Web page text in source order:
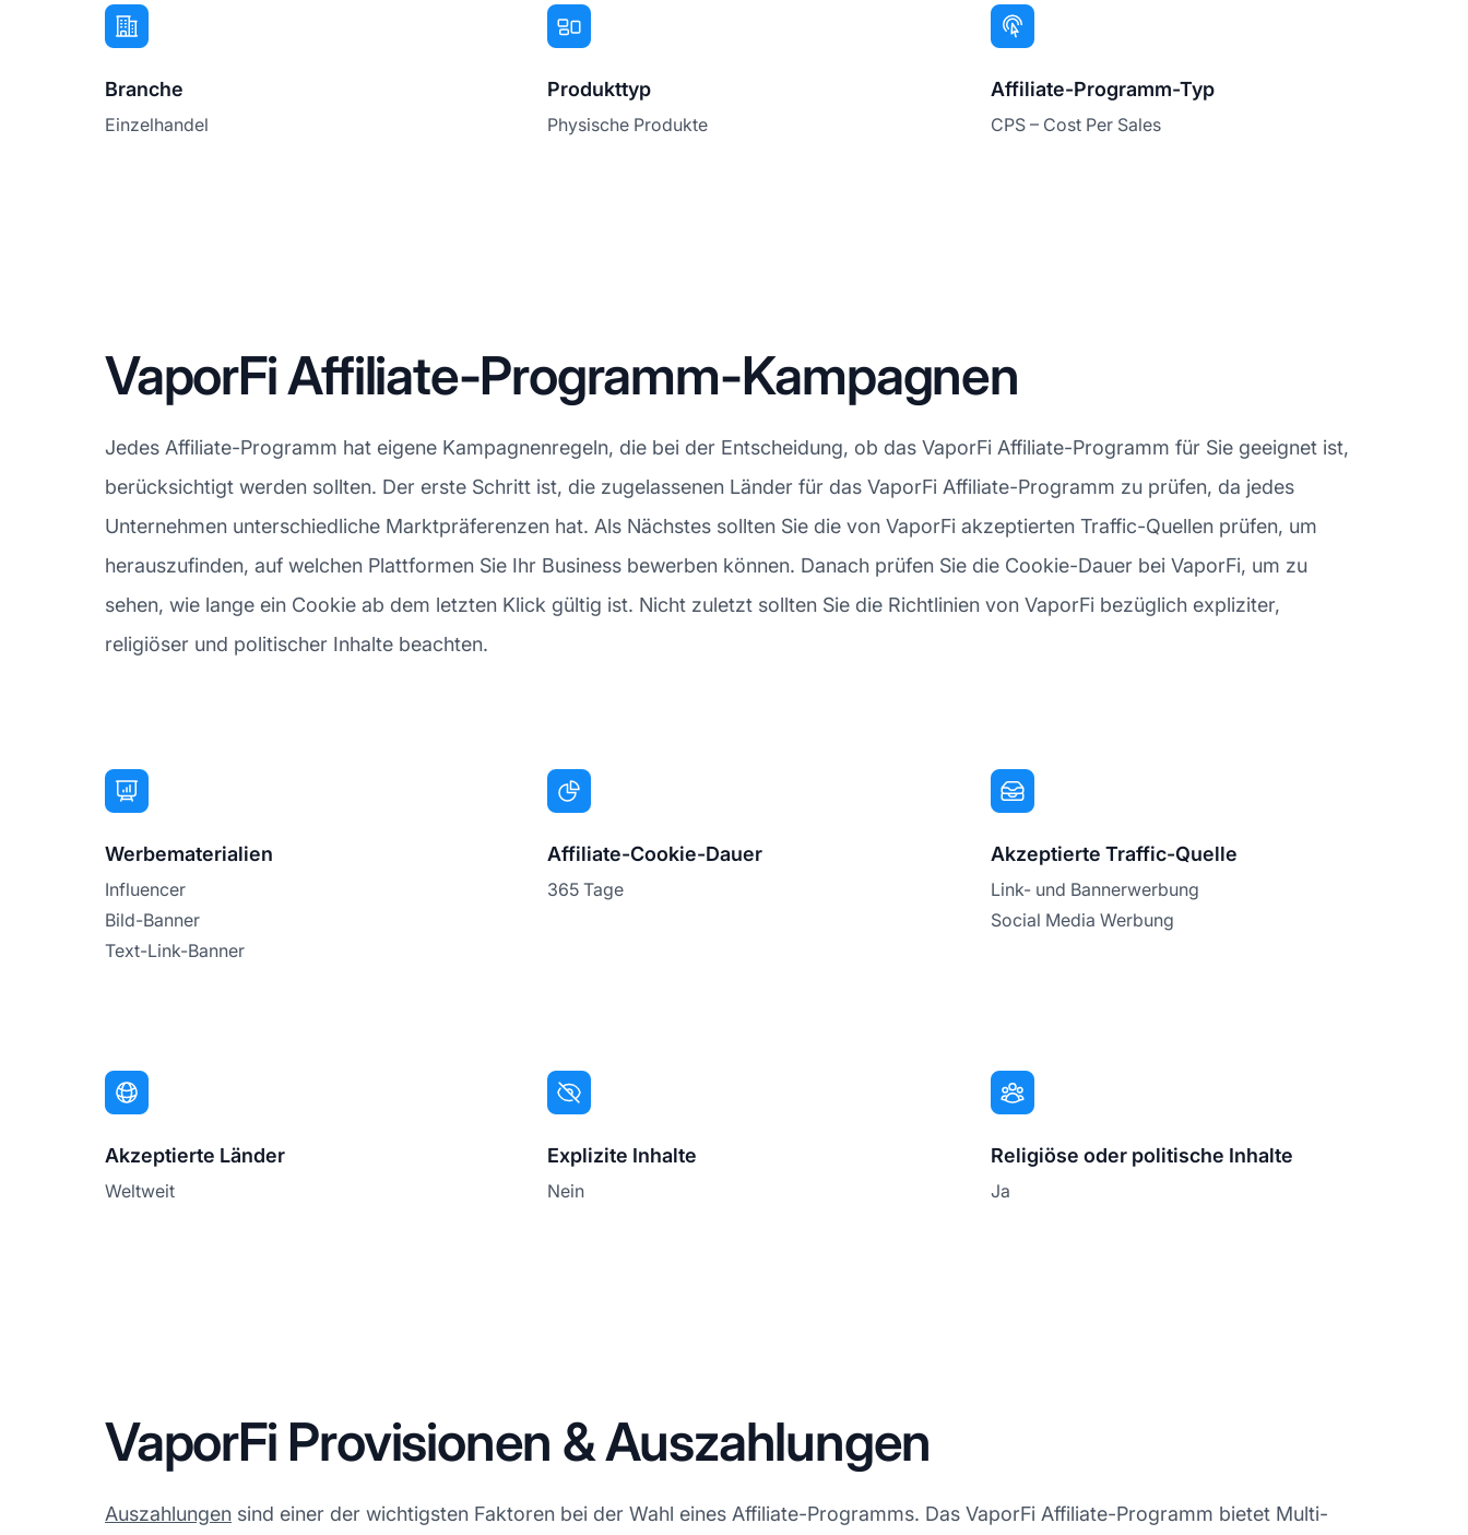
Branche
Einzelhandel
Produkttyp
Physische Produkte
Affiliate-Programm-Typ
CPS – Cost Per Sales
VaporFi Affiliate-Programm-Kampagnen
Jedes Affiliate-Programm hat eigene Kampagnenregeln, die bei der Entscheidung, ob das VaporFi Affiliate-Programm für Sie geeignet ist,
berücksichtigt werden sollten. Der erste Schritt ist, die zugelassenen Länder für das VaporFi Affiliate-Programm zu prüfen, da jedes
Unternehmen unterschiedliche Marktpräferenzen hat. Als Nächstes sollten Sie die von VaporFi akzeptierten Traffic-Quellen prüfen, um
herauszufinden, auf welchen Plattformen Sie Ihr Business bewerben können. Danach prüfen Sie die Cookie-Dauer bei VaporFi, um zu
sehen, wie lange ein Cookie ab dem letzten Klick gültig ist. Nicht zuletzt sollten Sie die Richtlinien von VaporFi bezüglich expliziter,
religiöser und politischer Inhalte beachten.
Werbematerialien
Influencer
Bild-Banner
Text-Link-Banner
Affiliate-Cookie-Dauer
365 Tage
Akzeptierte Traffic-Quelle
Link- und Bannerwerbung
Social Media Werbung
Akzeptierte Länder
Weltweit
Explizite Inhalte
Nein
Religiöse oder politische Inhalte
Ja
VaporFi Provisionen & Auszahlungen
Auszahlungen sind einer der wichtigsten Faktoren bei der Wahl eines Affiliate-Programms. Das VaporFi Affiliate-Programm bietet Multi-